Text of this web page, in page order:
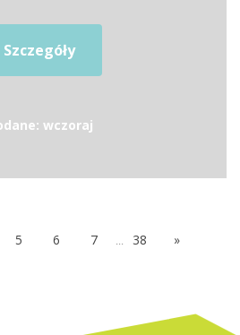
Szczegóły
wczoraj
5 6 7 ... 38 »